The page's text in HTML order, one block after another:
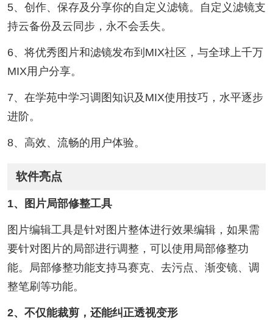
5、创作、保存及分享你的自定义滤镜。自定义滤镜支
持云备份及云同步，永不会丢失。
6、将优秀图片和滤镜发布到MIX社区，与全球上千万
MIX用户分享。
7、在学苑中学习调图知识及MIX使用技巧，水平逐步
进阶。
8、高效、流畅的用户体验。
软件亮点
1、图片局部修整工具
图片编辑工具是针对图片整体进行效果编辑，如果需
要针对图片的局部进行调整，可以使用局部修整功
能。局部修整功能支持马赛克、去污点、渐变镜、调
整笔刷等功能。
2、不仅能裁剪，还能纠正透视变形